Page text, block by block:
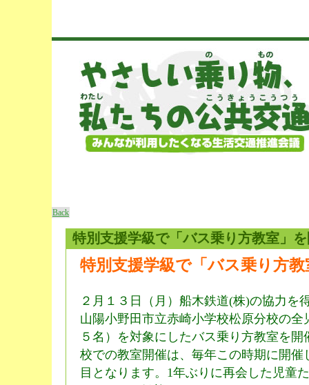
Back
特別支援学級で「バス乗り方教室」
特別支援学級で「バス乗り方
２月１３日（月）船木鉄道(株)の協力を
山陽小野田市立赤崎小学校松原分校の全
５名）を対象にしたバス乗り方教室を
校での教室開催は、毎年この時期に開催
目となります。1年ぶりに再会した児童